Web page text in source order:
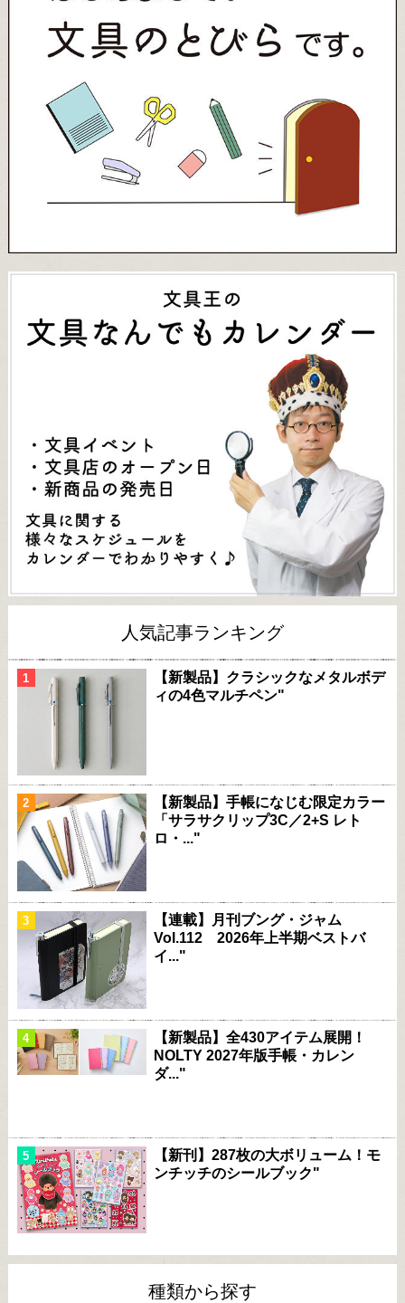
人気記事ランキング
【新製品】クラシックなメタルボデ
ィの4色マルチペン"
【新製品】手帳になじむ限定カラー
「サラサクリップ3C／2+S レト
ロ・..."
【連載】月刊ブング・ジャム
Vol.112 2026年上半期ベストバ
イ..."
【新製品】全430アイテム展開！
NOLTY 2027年版手帳・カレン
ダ..."
【新刊】287枚の大ボリューム！モ
ンチッチのシールブック"
種類から探す